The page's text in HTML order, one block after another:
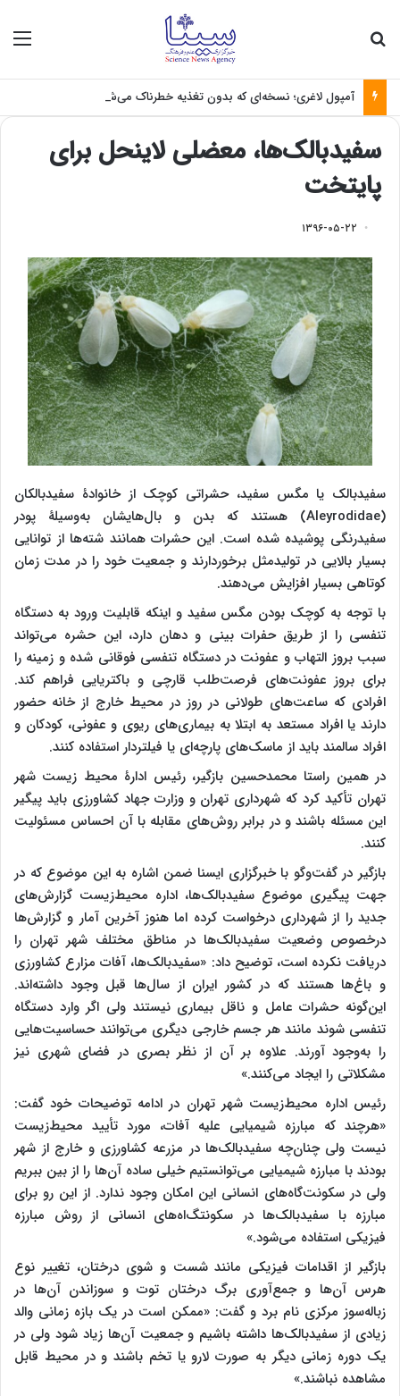
آمپول لاغری؛ نسخه‌ای که بدون تغذیه خطرناک می‌شود
سفیدبالک‌ها، معضلی لاینحل برای
پایتخت
۱۳۹۶-۰۵-۲۲
سفیدبالک یا مگس سفید، حشراتی کوچک از خانوادۀ سفیدبالکان
(Aleyrodidae) هستند که بدن و بال‌هایشان به‌وسیلۀ پودر
سفیدرنگی پوشیده شده است. این حشرات همانند شته‌ها از توانایی
بسیار بالایی در تولیدمثل برخوردارند و جمعیت خود را در مدت زمان
کوتاهی بسیار افزایش می‌دهند.
با توجه به کوچک بودن مگس سفید و اینکه قابلیت ورود به دستگاه
تنفسی را از طریق حفرات بینی و دهان دارد، این حشره می‌تواند
سبب بروز التهاب و عفونت در دستگاه تنفسی فوقانی شده و زمینه را
برای بروز عفونت‌های فرصت‌طلب قارچی و باکتریایی فراهم کند.
افرادی که ساعت‌های طولانی در روز در محیط خارج از خانه حضور
دارند یا افراد مستعد به ابتلا به بیماری‌های ریوی و عفونی، کودکان و
افراد سالمند باید از ماسک‌های پارچه‌ای یا فیلتردار استفاده کنند.
در همین راستا محمدحسین بازگیر، رئیس ادارۀ محیط زیست شهر
تهران تأکید کرد که شهرداری تهران و وزارت جهاد کشاورزی باید پیگیر
این مسئله باشند و در برابر روش‌های مقابله با آن احساس مسئولیت
کنند.
بازگیر در گفت‌وگو با خبرگزاری ایسنا ضمن اشاره به این موضوع که در
جهت پیگیری موضوع سفیدبالک‌ها، اداره محیط‌زیست گزارش‌های
جدید را از شهرداری درخواست کرده اما هنوز آخرین آمار و گزارش‌ها
درخصوص وضعیت سفیدبالک‌ها در مناطق مختلف شهر تهران را
دریافت نکرده‌ است، توضیح داد: «سفیدبالک‌ها، آفات مزارع کشاورزی
و باغ‌ها هستند که در کشور ایران از سال‌ها قبل وجود داشته‌اند.
این‌گونه حشرات عامل و ناقل بیماری نیستند ولی اگر وارد دستگاه
تنفسی شوند مانند هر جسم خارجی دیگری می‌توانند حساسیت‌هایی
را به‌وجود آورند. علاوه بر آن از نظر بصری در فضای شهری نیز
مشکلاتی را ایجاد می‌کنند.»
رئیس اداره محیط‌زیست شهر تهران در ادامه توضیحات خود گفت:
«هرچند که مبارزه شیمیایی علیه آفات، مورد تأیید محیط‌زیست
نیست ولی چنان‌چه سفیدبالک‌ها در مزرعه کشاورزی و خارج از شهر
بودند با مبارزه شیمیایی می‌توانستیم خیلی ساده آن‌ها را از بین ببریم
ولی در سکونت‌گاه‌های انسانی این امکان وجود ندارد. از این رو برای
مبارزه با سفیدبالک‌ها در سکونتگ‌اه‌های انسانی از روش مبارزه
فیزیکی استفاده می‌شود.»
بازگیر از اقدامات فیزیکی مانند شست و شوی درختان، تغییر نوع
هرس آن‌ها و جمع‌آوری برگ درختان توت و سوزاندن آن‌ها در
زباله‌سوز مرکزی نام برد و گفت: «ممکن است در یک بازه زمانی والد
زیادی از سفیدبالک‌ها داشته باشیم و جمعیت آن‌ها زیاد شود ولی در
یک دوره زمانی دیگر به صورت لارو یا تخم باشند و در محیط قابل
مشاهده نباشند.»